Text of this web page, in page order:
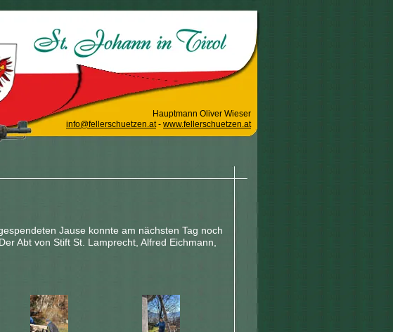
Hauptmann Oliver Wieser
info@fellerschuetzen.at- www.fellerschuetzen.at
Jause konnte am nächsten Tag noch
Abt von Stift St. Lamprecht, Alfred Eichmann,